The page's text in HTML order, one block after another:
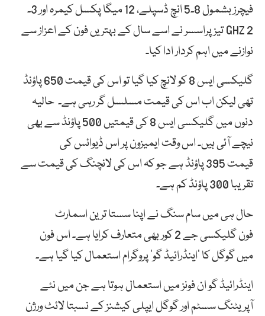
فیچرز بشمول 8۔5 انچ ڈسپلے، 12 میگا پکسل کیمرہ اور 3۔
GHZ 2 تیز پراسسر نے اسے سال کے بہتریں فون کے اعزاز سے
نوازنے میں اہم کردار ادا کیا۔
گلیکسی ایس 8 کو لانچ کیا گیا تو اس کی قیمت 650 پاؤنڈ
تھی لیکن اب اس کی قیمت مسلسل گر رہی ہے۔ حالیہ
دنوں میں گلیکسی ایس 8 کی قیمتیں 500 پاؤنڈ سے بھی
نیچے آئی ہیں۔ اس وقت ایمیزون پر اس ڈیوائس کی
قیمت 395 پاؤنڈ ہے جو کہ اس کی لانچنگ کی قیمت سے
تقریبا 300 پاؤنڈ کم ہے۔
حال ہی میں سام سنگ نے اپنا سستا ترین اسمارٹ
فون گلیکسی جے 2 کور بھی متعارف کرایا ہے۔ اس فون
میں گوگل کا ‘اینڈرائیڈ گو’ پروگرام استعمال کیا گیا ہے۔
اینڈرائیڈ گو ان فونز میں استعمال ہوتا ہے جن میں نئے
آپریٹنگ سسٹم اور گوگل ایپلی کیشنز کے نسبتا لائٹ ورژن